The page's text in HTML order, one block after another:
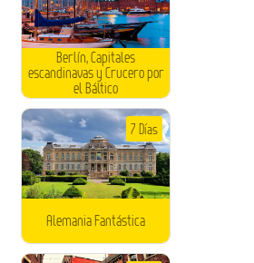
Berlín, Capitales
escandinavas y Crucero por
el Báltico
Alemania Fantástica
7 Días